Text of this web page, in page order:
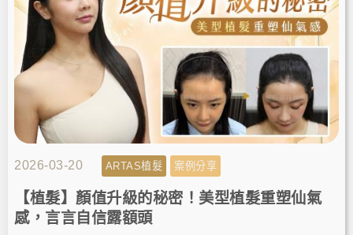
2026-03-20 ARTAS植髮 案例分享
【植髮】顏值升級的秘密！美型植髮重塑仙氣
感，言言自信露額頭